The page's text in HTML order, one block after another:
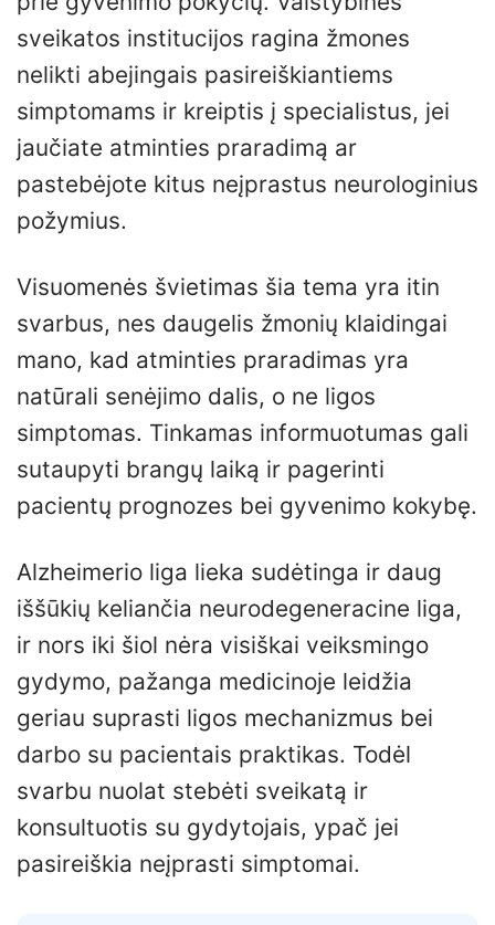
sveikatos institucijos ragina žmones
nelikti abejingais pasireiškiantiems
simptomams ir kreiptis į specialistus, jei
jaučiate atminties praradimą ar
pastebėjote kitus neįprastus neurologinius
požymius.
Visuomenės švietimas šia tema yra itin
svarbus, nes daugelis žmonių klaidingai
mano, kad atminties praradimas yra
natūrali senėjimo dalis, o ne ligos
simptomas. Tinkamas informuotumas gali
sutaupyti brangų laiką ir pagerinti
pacientų prognozes bei gyvenimo kokybę.
Alzheimerio liga lieka sudėtinga ir daug
iššūkių keliančia neurodegeneracine liga,
ir nors iki šiol nėra visiškai veiksmingo
gydymo, pažanga medicinoje leidžia
geriau suprasti ligos mechanizmus bei
darbo su pacientais praktikas. Todėl
svarbu nuolat stebėti sveikatą ir
konsultuotis su gydytojais, ypač jei
pasireiškia neįprasti simptomai.